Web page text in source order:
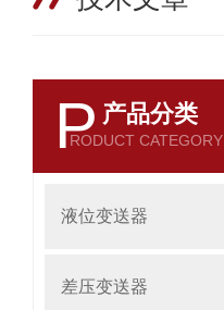
P 产品分类
RODUCT CATEGORY
液位变送器
差压变送器